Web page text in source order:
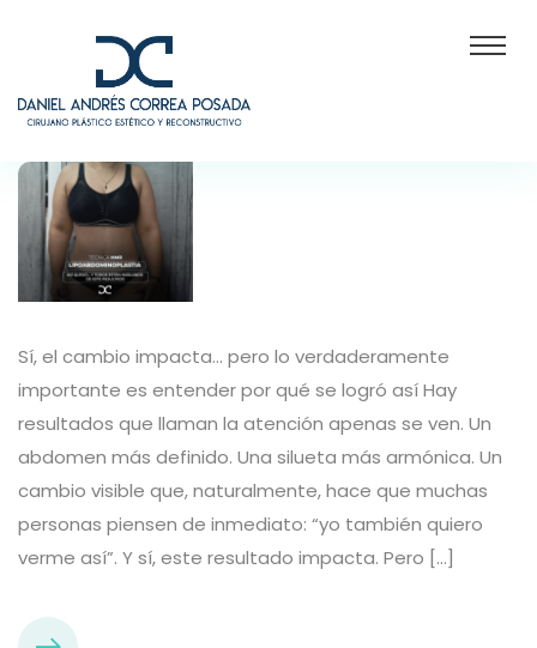
Sí, el cambio impacta… pero lo verdaderamente
importante es entender por qué se logró así Hay
resultados que llaman la atención apenas se ven. Un
abdomen más definido. Una silueta más armónica. Un
cambio visible que, naturalmente, hace que muchas
personas piensen de inmediato: “yo también quiero
verme así”. Y sí, este resultado impacta. Pero […]